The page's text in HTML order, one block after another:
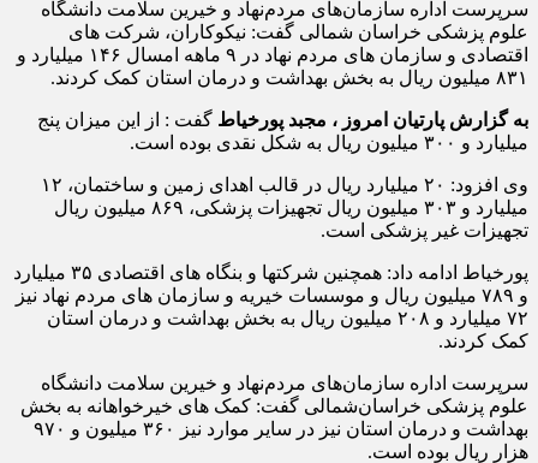
سرپرست اداره سازمان‌های مردم‌نهاد و خیرین سلامت دانشگاه
علوم پزشکی خراسان شمالی گفت: نیکوکاران، شرکت های
اقتصادی و سازمان های مردم نهاد در ۹ ماهه امسال ۱۴۶ میلیارد و
۸۳۱ میلیون ریال به بخش بهداشت و درمان استان کمک کردند.
به گزارش پارتیان امروز ، مجبد پورخیاط گفت : از این میزان پنج
میلیارد و ۳۰۰ میلیون ریال به شکل نقدی بوده است.
وی افزود: ۲۰ میلیارد ریال در قالب اهدای زمین و ساختمان، ۱۲
میلیارد و ۳۰۳ میلیون ریال تجهیزات پزشکی، ۸۶۹ میلیون ریال
تجهیزات غیر پزشکی است.
پورخیاط ادامه داد: همچنین شرکتها و بنگاه های اقتصادی ۳۵ میلیارد
و ۷۸۹ میلیون ریال و موسسات خیریه و سازمان های مردم نهاد نیز
۷۲ میلیارد و ۲۰۸ میلیون ریال به بخش بهداشت و درمان استان
کمک کردند.
سرپرست اداره سازمان‌های مردم‌نهاد و خیرین سلامت دانشگاه
علوم پزشکی خراسان‌شمالی گفت: کمک های خیرخواهانه به بخش
بهداشت و درمان استان نیز در سایر موارد نیز ۳۶۰ میلیون و ۹۷۰
هزار ریال بوده است.